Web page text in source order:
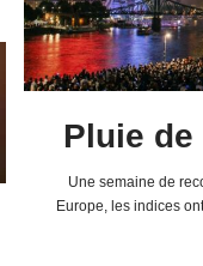
Pluie
Une semaine de
Europe, les indices